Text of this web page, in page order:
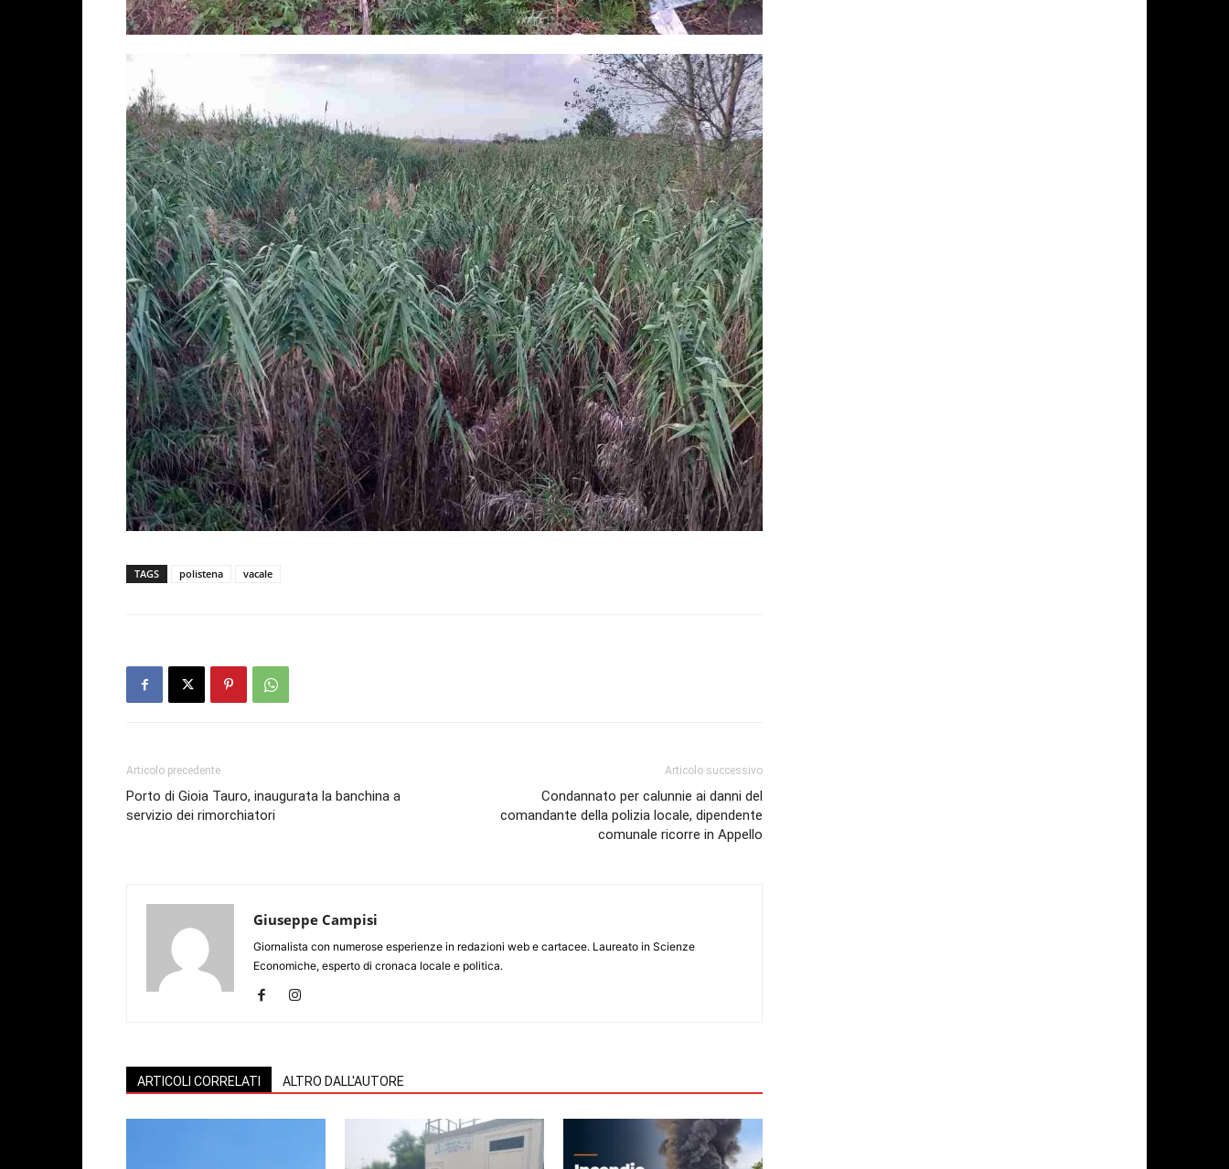
TAGS polistena vacale
Articolo precedente
Porto di Gioia Tauro, inaugurata la banchina a
servizio dei rimorchiatori
Articolo successivo
Condannato per calunnie ai danni del
comandante della polizia locale, dipendente
comunale ricorre in Appello
Giuseppe Campisi
Giornalista con numerose esperienze in redazioni web e cartacee. Laureato in Scienze
Economiche, esperto di cronaca locale e politica.
ARTICOLI CORRELATI ALTRO DALL'AUTORE